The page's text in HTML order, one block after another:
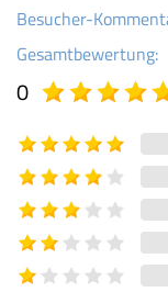
Besucher-
Gesamtbewertung:
0